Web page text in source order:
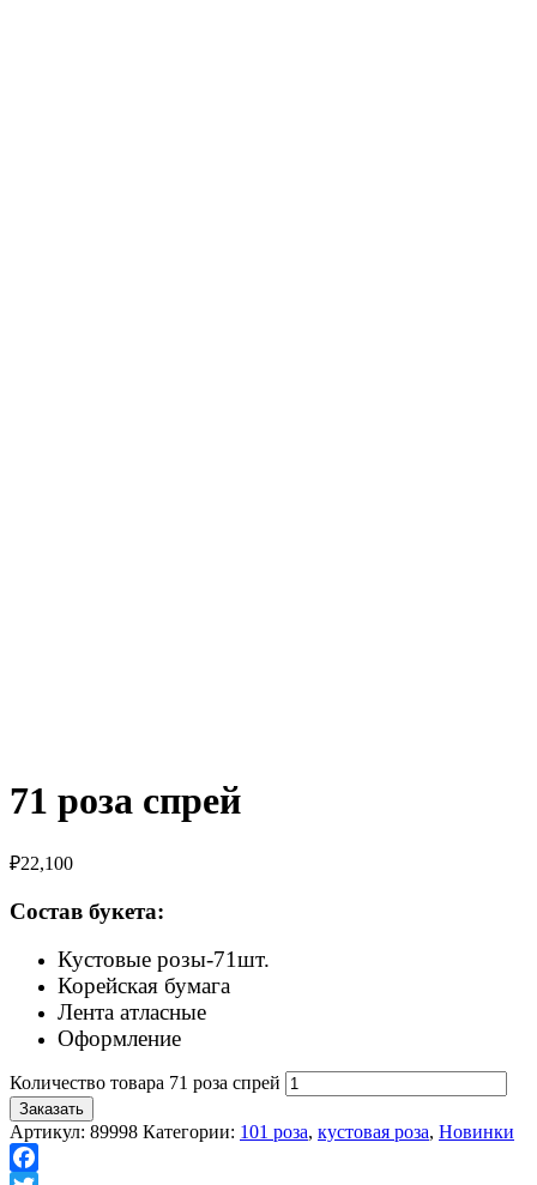
71 роза спрей
₽22,100
Состав букета:
Кустовые розы-71шт.
Корейская бумага
Лента атласные
Оформление
Количество товара 71 роза спрей
Заказать
Артикул: 89998 Категории: 101 роза, кустовая роза, Новинки